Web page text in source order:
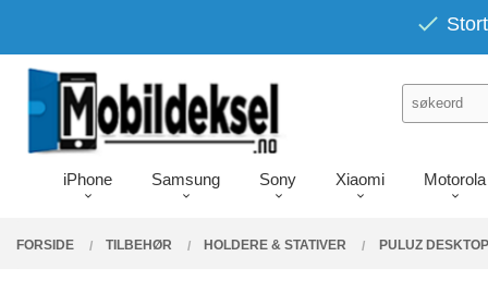
innholdet
iPhone Samsung Sony Xiaomi Motorola
FORSIDE TILBEHØR HOLDERE & STATIVER PULUZ